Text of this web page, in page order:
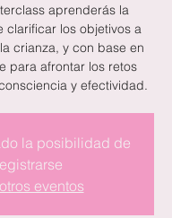
aprenderás la
clarificar los objetivos a
crianza, y con base en
para afrontar los retos
y efectividad.
la posibilidad de
eventos